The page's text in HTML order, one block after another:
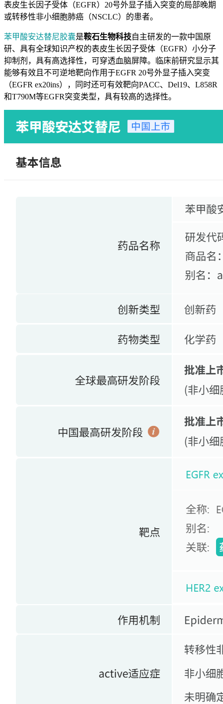
表皮生长因子受体（EGFR）20号外显子插入突变的局部晚期
或转移性非小细胞肺癌（NSCLC）的患者。
苯甲酸安达替尼胶囊是鞍石生物科技自主研发的一款中国原
研、具有全球知识产权的表皮生长因子受体（EGFR）小分子
抑制剂，具有高选择性，可穿透血脑屏障。临床前研究显示其
能够有效且不可逆地靶向作用于EGFR 20号外显子插入突变
（EGFR ex20ins），同时还可有效靶向PACC、Del19、L858R
和T790M等EGFR突变类型，具有较高的选择性。